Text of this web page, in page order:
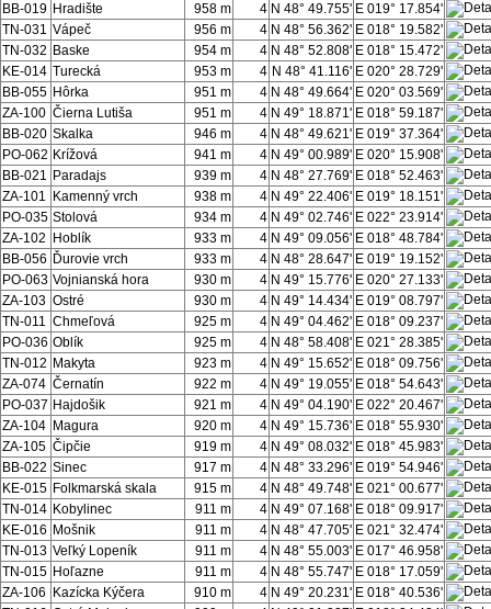
BB-019 Hradište 958 m 4 N 48° 49.755' E 019° 17.854'
TN-031 Vápeč 956 m 4 N 48° 56.362' E 018° 19.582'
TN-032 Baske 954 m 4 N 48° 52.808' E 018° 15.472'
KE-014 Turecká 953 m 4 N 48° 41.116' E 020° 28.729'
BB-055 Hôrka 951 m 4 N 48° 49.664' E 020° 03.569'
ZA-100 Čierna Lutiša 951 m 4 N 49° 18.871' E 018° 59.187'
BB-020 Skalka 946 m 4 N 48° 49.621' E 019° 37.364'
PO-062 Krížová 941 m 4 N 49° 00.989' E 020° 15.908'
BB-021 Paradajs 939 m 4 N 48° 27.769' E 018° 52.463'
ZA-101
Kamenný vrch 938 m 4 N 49° 22.406' E 019° 18.151'
PO-035 Stolová 934 m 4 N 49° 02.746' E 022° 23.914'
ZA-102
Hoblík 933 m 4 N 49° 09.056' E 018° 48.784'
BB-056 Ďurovie vrch 933 m 4 N 48° 28.647' E 019° 19.152'
PO-063 Vojnianská hora 930 m 4 N 49° 15.776' E 020° 27.133'
ZA-103 Ostré 930 m 4 N 49° 14.434' E 019° 08.797'
TN-011 Chmeľová 925 m 4 N 49° 04.462' E 018° 09.237'
PO-036 Oblík 925 m 4 N 48° 58.408' E 021° 28.385'
TN-012 Makyta 923 m 4 N 49° 15.652' E 018° 09.756'
ZA-074 Černatín 922 m 4 N 49° 19.055' E 018° 54.643'
PO-037 Hajdošik 921 m 4 N 49° 04.190' E 022° 20.467'
ZA-104 Magura 920 m 4 N 49° 15.736' E 018° 55.930'
ZA-105 Čipčie 919 m 4 N 49° 08.032' E 018° 45.983'
BB-022 Sinec 917 m 4 N 48° 33.296' E 019° 54.946'
KE-015 Folkmarská skala 915 m 4 N 48° 49.748' E 021° 00.677'
TN-014 Kobylinec 911 m 4 N 49° 07.168' E 018° 09.917'
KE-016 Mošnik 911 m 4 N 48° 47.705' E 021° 32.474'
TN-013 Veľký Lopeník 911 m 4 N 48° 55.003' E 017° 46.958'
TN-015 Hoľazne 911 m 4 N 48° 55.747' E 018° 17.059'
ZA-106
Kazícka Kýčera 910 m 4 N 49° 20.231' E 018° 40.536'